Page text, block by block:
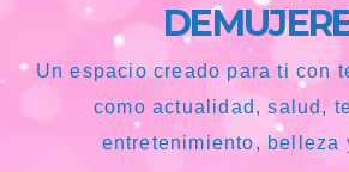
Un espacio creado para ti con
como actualidad, salud,
entretenimiento, belleza